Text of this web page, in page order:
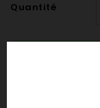
Quantité